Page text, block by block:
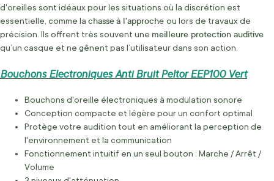
d'oreilles sont idéaux pour les situations où la discrétion est
essentielle, comme la chasseà l'approche ou lors de travaux de
précision. Ils offrent très souvent une meilleure protection auditive
qu’un casque et ne gênent pas l’utilisateur dans son action.
Bouchons Electroniques Anti Bruit Peltor EEP100 Vert
Bouchons d'oreille électroniques à modulation sonore
Conception compacte et légère pour un confort optimal
Protège votre audition tout en améliorant la perception de
l'environnement et la communication
Fonctionnement intuitif en un seul bouton : Marche / Arrêt /
Volume